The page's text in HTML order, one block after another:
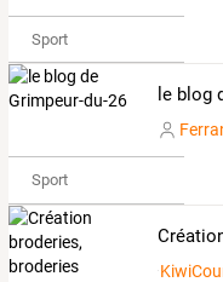
Sport
Sport